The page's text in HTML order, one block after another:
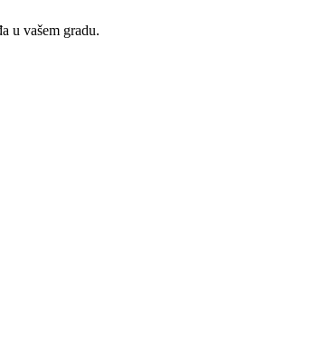
u vašem gradu.